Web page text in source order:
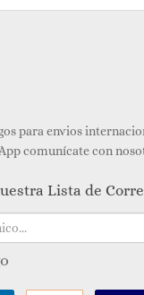
para envios
comunícate con
Lista de